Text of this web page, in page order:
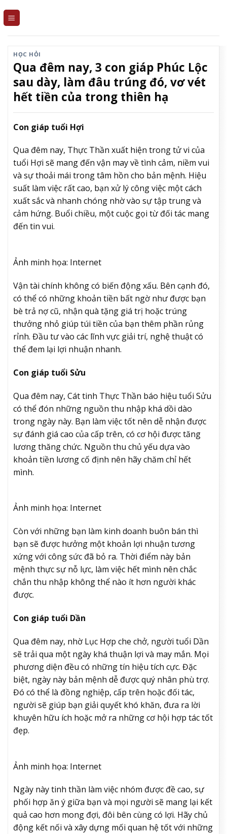
HỌC HỎI
Qua đêm nay, 3 con giáp Phúc Lộc
sau dày, làm đâu trúng đó, vơ vét
hết tiền của trong thiên hạ
Con giáp tuổi Hợi
Qua đêm nay, Thực Thần xuất hiện trong tử vi của
tuổi Hợi sẽ mang đến vận may về tình cảm, niềm vui
và sự thoải mái trong tâm hồn cho bản mệnh. Hiệu
suất làm việc rất cao, bạn xử lý công việc một cách
xuất sắc và nhanh chóng nhờ vào sự tập trung và
cảm hứng. Buổi chiều, một cuộc gọi từ đối tác mang
đến tin vui.
Ảnh minh họa: Internet
Vận tài chính không có biến động xấu. Bên cạnh đó,
có thể có những khoản tiền bất ngờ như được bạn
bè trả nợ cũ, nhận quà tặng giá trị hoặc trúng
thưởng nhỏ giúp túi tiền của bạn thêm phần rủng
rỉnh. Đầu tư vào các lĩnh vực giải trí, nghệ thuật có
thể đem lại lợi nhuận nhanh.
Con giáp tuổi Sửu
Qua đêm nay, Cát tinh Thực Thần báo hiệu tuổi Sửu
có thể đón những nguồn thu nhập khá dồi dào
trong ngày này. Bạn làm việc tốt nên dễ nhận được
sự đánh giá cao của cấp trên, có cơ hội được tăng
lương thăng chức. Nguồn thu chủ yếu dựa vào
khoản tiền lương cố định nên hãy chăm chỉ hết
mình.
Ảnh minh họa: Internet
Còn với những bạn làm kinh doanh buôn bán thì
bạn sẽ được hưởng một khoản lợi nhuận tương
xứng với công sức đã bỏ ra. Thời điểm này bản
mệnh thực sự nỗ lực, làm việc hết mình nên chắc
chắn thu nhập không thể nào ít hơn người khác
được.
Con giáp tuổi Dần
Qua đêm nay, nhờ Lục Hợp che chở, người tuổi Dần
sẽ trải qua một ngày khá thuận lợi và may mắn. Mọi
phương diện đều có những tín hiệu tích cực. Đặc
biệt, ngày này bản mệnh dễ được quý nhân phù trợ.
Đó có thể là đồng nghiệp, cấp trên hoặc đối tác,
người sẽ giúp bạn giải quyết khó khăn, đưa ra lời
khuyên hữu ích hoặc mở ra những cơ hội hợp tác tốt
đẹp.
Ảnh minh họa: Internet
Ngày này tinh thần làm việc nhóm được đề cao, sự
phối hợp ăn ý giữa bạn và mọi người sẽ mang lại kết
quả cao hơn mong đợi, đôi bên cùng có lợi. Hãy chủ
động kết nối và xây dựng mối quan hệ tốt với những